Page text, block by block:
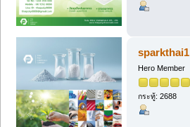
sparkthai1
Hero Member
กระทู้: 2688